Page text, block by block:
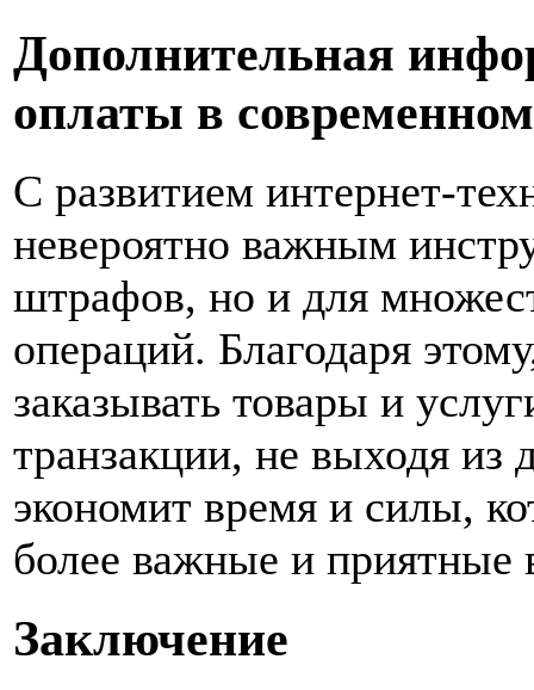
Дополнительная
оплаты в
С развитием интернет-
невероятно важным
штрафов, но и для
операций. Благодаря
заказывать товары и
транзакции, не выходя из
экономит время и силы,
более важные и приятные
Заключение